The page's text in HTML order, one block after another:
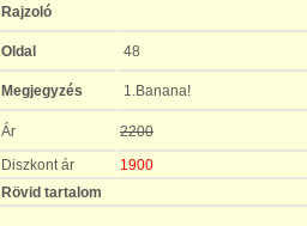
Rajzoló
Oldal 48
Megjegyzés 1.Banana!
Ár
2200
Diszkont ár
1900
Rövid tartalom